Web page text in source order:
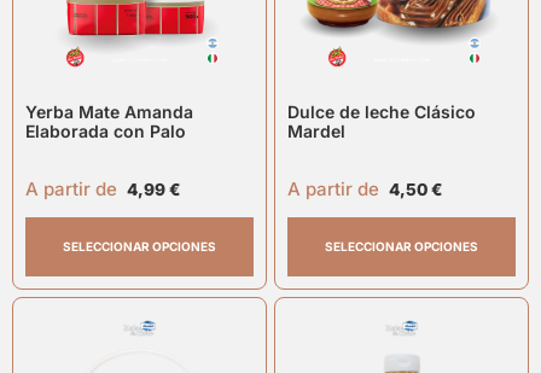
Yerba Mate Amanda
Elaborada con Palo
A partir de 4,99€
SELECCIONAR OPCIONES
Dulce de leche Clásico
Mardel
A partir de 4,50€
SELECCIONAR OPCIONES